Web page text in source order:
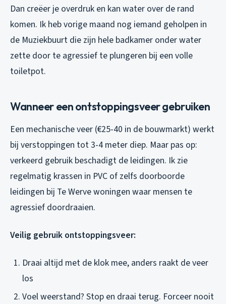
Dan creëer je overdruk en kan water over de rand
komen. Ik heb vorige maand nog iemand geholpen in
de Muziekbuurt die zijn hele badkamer onder water
zette door te agressief te plungeren bij een volle
toiletpot.
Wanneer een ontstoppingsveer gebruiken
Een mechanische veer (€25-40 in de bouwmarkt) werkt
bij verstoppingen tot 3-4 meter diep. Maar pas op:
verkeerd gebruik beschadigt de leidingen. Ik zie
regelmatig krassen in PVC of zelfs doorboorde
leidingen bij Te Werve woningen waar mensen te
agressief doordraaien.
Veilig gebruik ontstoppingsveer:
Draai altijd met de klok mee, anders raakt de veer
los
Voel weerstand? Stop en draai terug. Forceer nooit